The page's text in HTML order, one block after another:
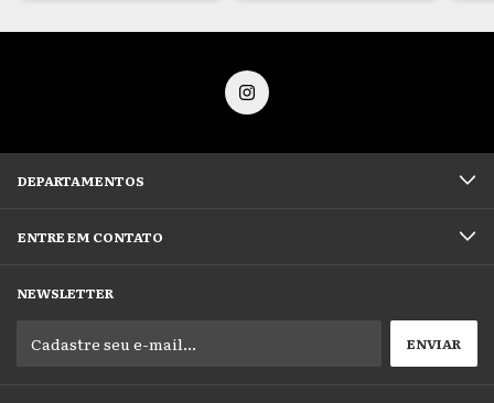
DEPARTAMENTOS
ENTRE EM CONTATO
NEWSLETTER